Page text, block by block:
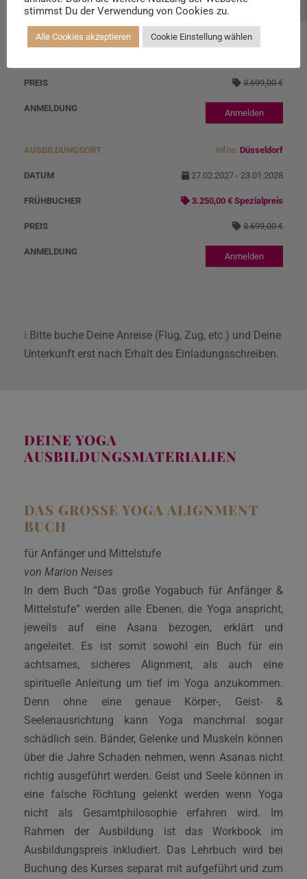
Infos:
27.02.2027 - 23.01.2028
3.699,00 €
Anmelden
Infos: Düsseldorf
27.02.2027 - 23.01.2028
3.250,00 € Spezialpreis
3.699,00 €
Anmelden
i Bitte buche Deine Anreise (Flug, Zug, etc.) und Deine
Unterkunft erst nach Erhalt des Einladungsschreiben.
DEINE YOGA
AUSBILDUNGSMATERIALIEN
DAS GROSSE YOGA ALIGNMENT B
UCH
für Anfänger und Mittelstufe
von Marion Neises
In dem Buch “Das große Yogabuch für Anfänger &
Mittelstufe” werden alle Ebenen, die Yoga anspricht,
jeweils auf eine Asana bezogen, erklärt und
angeleitet. Es ist somit sowohl ein Buch für ein
achtsames, sicheres Alignment, als auch eine
spirituelle Anleitung um tief im Yoga anzukommen.
Denn ohne eine genaue Körper-, Geist- &
Seelenausrichtung kann Yoga manchmal sogar
schädlich sein. Bänder, Gelenke und Muskeln können
über die Jahre Schaden nehmen, wenn Asanas nicht
richtig ausgeführt werden. Geist und Seele können in
eine falsche Richtung gelenkt werden wenn Yoga
nicht als Gesamtphilosophie erfahren wird. Im
Rahmen der Ausbildung ist das Workbook im
Ausbildungspreis inkludiert. Das Lehrbuch wird bei
Buchung des Kurses separat mit aufgeführt und zum
stimmst Du der Verwendung von Cookies zu.
Alle Cookies akzeptieren Cookie Einstellung wählen